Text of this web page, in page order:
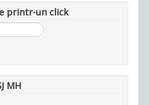
printr-un click
MH